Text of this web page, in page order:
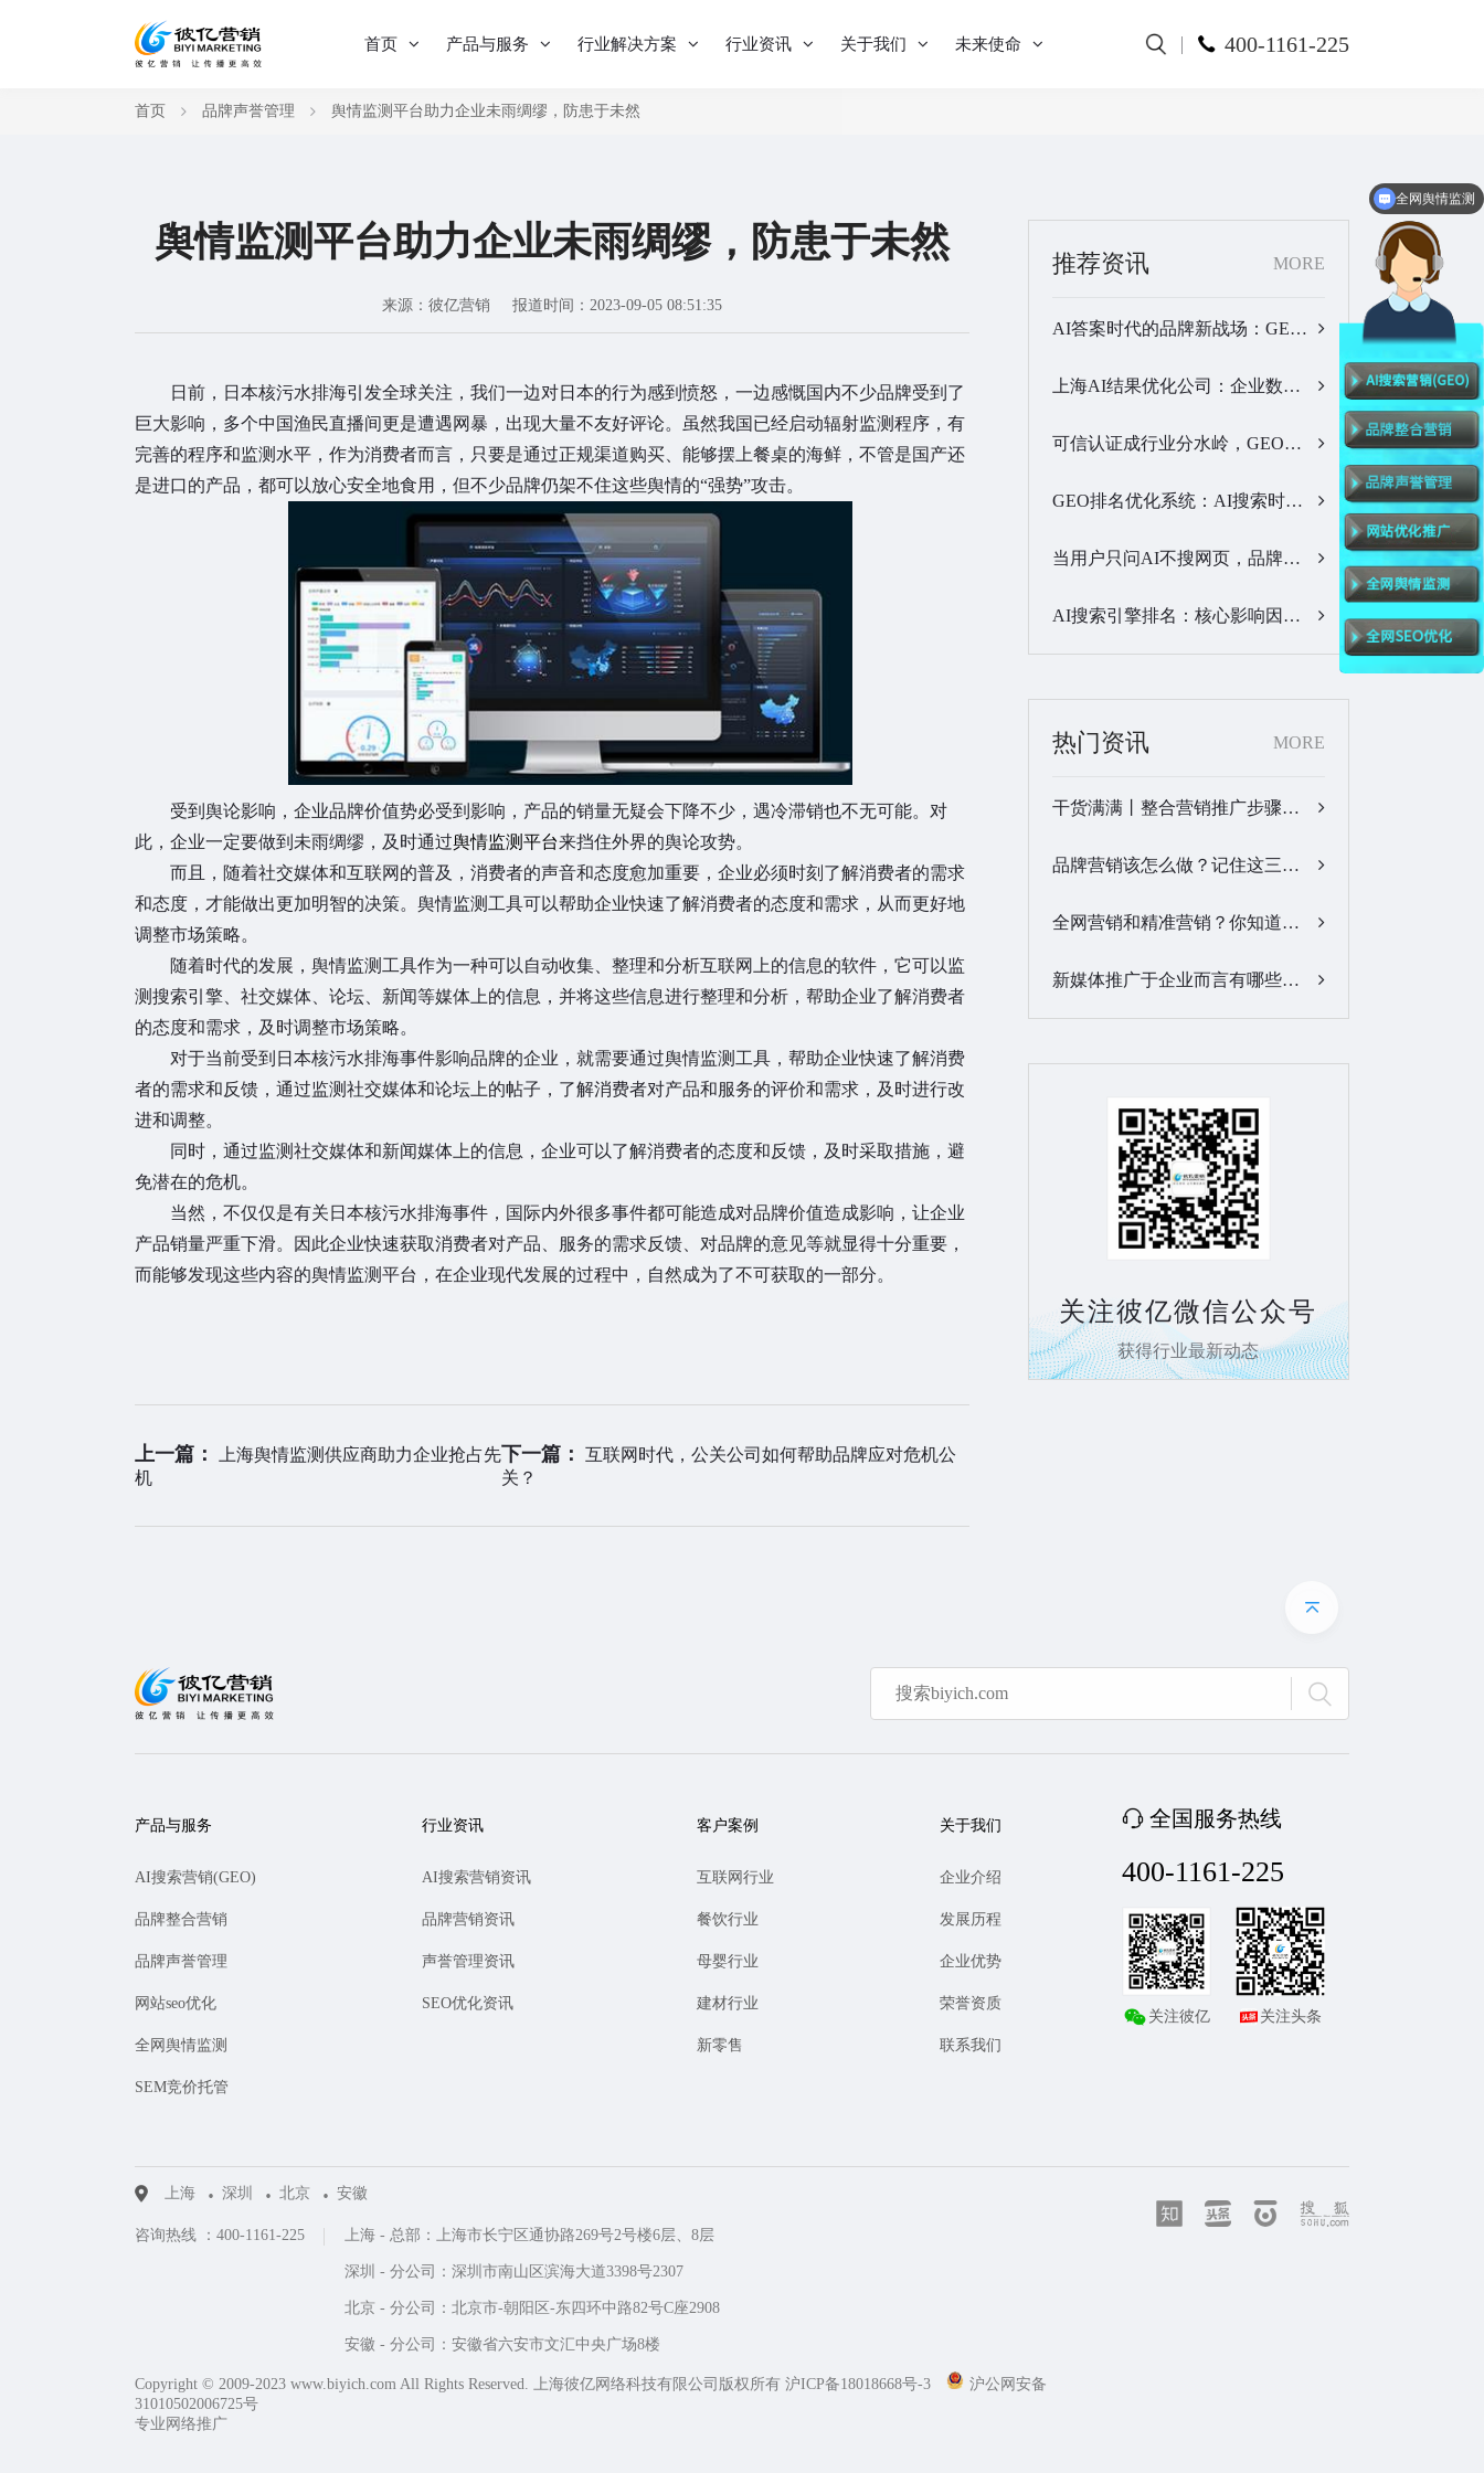
首页 产品与服务 行业解决方案 行业资讯 关于我们 未来使命 400-1161-225
首页 品牌声誉管理 舆情监测平台助力企业未雨绸缪，防患于未然
舆情监测平台助力企业未雨绸缪，防患于未然
来源：彼亿营销 报道时间：2023-09-05 08:51:35
日前，日本核污水排海引发全球关注，我们一边对日本的行为感到愤怒，一边感慨国内不少品牌受到了
巨大影响，多个中国渔民直播间更是遭遇网暴，出现大量不友好评论。虽然我国已经启动辐射监测程序，有
完善的程序和监测水平，作为消费者而言，只要是通过正规渠道购买、能够摆上餐桌的海鲜，不管是国产还
是进口的产品，都可以放心安全地食用，但不少品牌仍架不住这些舆情的“强势”攻击。
受到舆论影响，企业品牌价值势必受到影响，产品的销量无疑会下降不少，遇冷滞销也不无可能。对
此，企业一定要做到未雨绸缪，及时通过舆情监测平台来挡住外界的舆论攻势。
而且，随着社交媒体和互联网的普及，消费者的声音和态度愈加重要，企业必须时刻了解消费者的需求
和态度，才能做出更加明智的决策。舆情监测工具可以帮助企业快速了解消费者的态度和需求，从而更好地
调整市场策略。
随着时代的发展，舆情监测工具作为一种可以自动收集、整理和分析互联网上的信息的软件，它可以监
测搜索引擎、社交媒体、论坛、新闻等媒体上的信息，并将这些信息进行整理和分析，帮助企业了解消费者
的态度和需求，及时调整市场策略。
对于当前受到日本核污水排海事件影响品牌的企业，就需要通过舆情监测工具，帮助企业快速了解消费
者的需求和反馈，通过监测社交媒体和论坛上的帖子，了解消费者对产品和服务的评价和需求，及时进行改
进和调整。
同时，通过监测社交媒体和新闻媒体上的信息，企业可以了解消费者的态度和反馈，及时采取措施，避
免潜在的危机。
当然，不仅仅是有关日本核污水排海事件，国际内外很多事件都可能造成对品牌价值造成影响，让企业
产品销量严重下滑。因此企业快速获取消费者对产品、服务的需求反馈、对品牌的意见等就显得十分重要，
而能够发现这些内容的舆情监测平台，在企业现代发展的过程中，自然成为了不可获取的一部分。
上一篇：
上海舆情监测供应商助力企业抢占先
机
下一篇：
互联网时代，公关公司如何帮助品牌应对危机公
关？
推荐资讯 MORE
AI答案时代的品牌新战场：GEO公司选型逻辑与实战观察…
上海AI结果优化公司：企业数字化品牌曝光落地全解析…
可信认证成行业分水岭，GEO优化服务商推荐名单有了新答案…
GEO排名优化系统：AI搜索时代品牌曝光优化核心工具…
当用户只问AI不搜网页，品牌的全域GEO优化该交给谁？…
AI搜索引擎排名：核心影响因素与合规优化方法…
热门资讯 MORE
干货满满丨整合营销推广步骤梳理…
品牌营销该怎么做？记住这三步，让营销更有价值！…
全网营销和精准营销？你知道怎么做吗？…
新媒体推广于企业而言有哪些优势？…
关注彼亿微信公众号
获得行业最新动态
全国服务热线
400-1161-225
关注彼亿 关注头条
产品与服务
AI搜索营销(GEO)
品牌整合营销
品牌声誉管理
网站seo优化
全网舆情监测
SEM竞价托管
行业资讯
AI搜索营销资讯
品牌营销资讯
声誉管理资讯
SEO优化资讯
客户案例
互联网行业
餐饮行业
母婴行业
建材行业
新零售
关于我们
企业介绍
发展历程
企业优势
荣誉资质
联系我们
上海 深圳 北京 安徽
咨询热线 ：400-1161-225 上海 - 总部：上海市长宁区通协路269号2号楼6层、8层
深圳 - 分公司：深圳市南山区滨海大道3398号2307
北京 - 分公司：北京市-朝阳区-东四环中路82号C座2908
安徽 - 分公司：安徽省六安市文汇中央广场8楼
Copyright © 2009-2023 www.biyich.com All Rights Reserved. 上海彼亿网络科技有限公司版权所有 沪ICP备18018668号-3
沪公网安备
31010502006725号
专业网络推广
全网舆情监测